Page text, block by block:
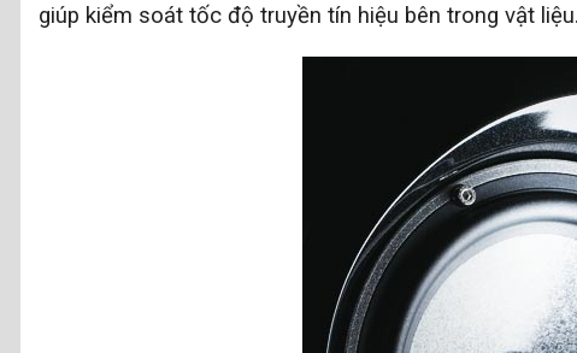
giúp kiểm soát tốc độ truyền tín hiệu bên trong vật liệu.